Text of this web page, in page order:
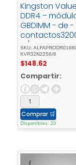
Kingston
DDR4 –
GBDIMM - de
- / - PC4-
25600CL221.2 -
búferno - ECC
SKU:
KVR32N22S6/8
$148.62
Compartir:
Comprar 🛒
Disponibles: 20